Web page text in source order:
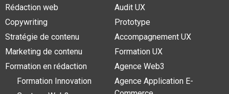
Rédaction web
Copywriting
Stratégie de contenu
Marketing de contenu
Formation en rédaction
Formation Innovation
Audit UX
Prototype
Accompagnement UX
Formation UX
Agence Web3
Agence Application E-